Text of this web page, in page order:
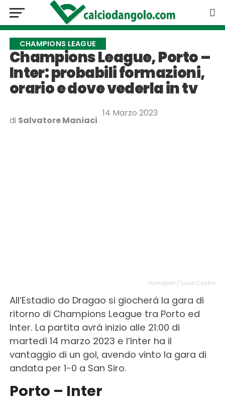
CHAMPIONS LEAGUE
Champions League, Porto –
Inter: probabili formazioni,
orario e dove vederla in tv
di Salvatore Maniaci
14 Marzo 2023
Iconsport / Luca Castro
All’Estadio do Dragao si giocherá la gara di
ritorno di Champions League tra Porto ed
Inter. La partita avrá inizio alle 21:00 di
martedì 14 marzo 2023 e l’Inter ha il
vantaggio di un gol, avendo vinto la gara di
andata per 1-0 a San Siro.
Porto – Inter